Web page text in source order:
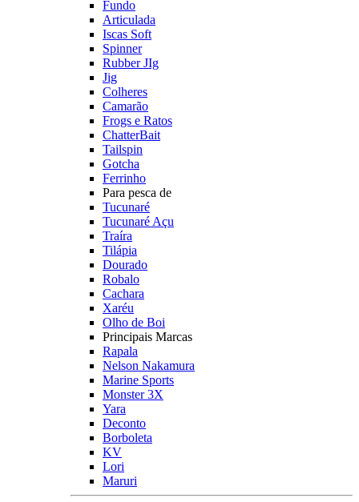
Fundo
Articulada
Iscas Soft
Spinner
Rubber JIg
Jig
Colheres
Camarão
Frogs e Ratos
ChatterBait
Tailspin
Gotcha
Ferrinho
Para pesca de
Tucunaré
Tucunaré Açu
Traíra
Tilápia
Dourado
Robalo
Cachara
Xaréu
Olho de Boi
Principais Marcas
Rapala
Nelson Nakamura
Marine Sports
Monster 3X
Yara
Deconto
Borboleta
KV
Lori
Maruri